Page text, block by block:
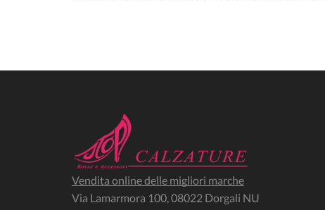
Vendita online delle migliori marche
Via Lamarmora 100, 08022 Dorgali NU